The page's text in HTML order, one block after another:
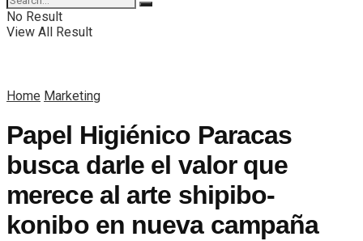
No Result
View All Result
Home Marketing
Papel Higiénico Paracas
busca darle el valor que
merece al arte shipibo-
konibo en nueva campaña